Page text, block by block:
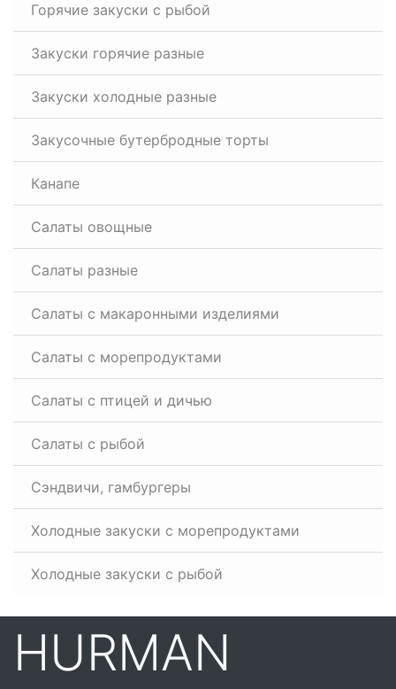
Горячие закуски с рыбой
Закуски горячие разные
Закуски холодные разные
Закусочные бутербродные торты
Канапе
Салаты овощные
Салаты разные
Салаты с макаронными изделиями
Салаты с морепродуктами
Салаты с птицей и дичью
Салаты с рыбой
Сэндвичи, гамбургеры
Холодные закуски с морепродуктами
Холодные закуски с рыбой
HURMAN